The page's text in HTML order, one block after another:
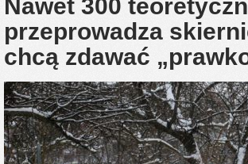
Nawet 300
przeprowadza
chcą zdawać